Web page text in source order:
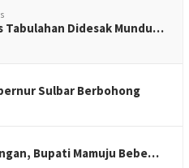
Tabulahan Didesak Mundu…
Sulbar Berbohong
Bupati Mamuju Bebe…